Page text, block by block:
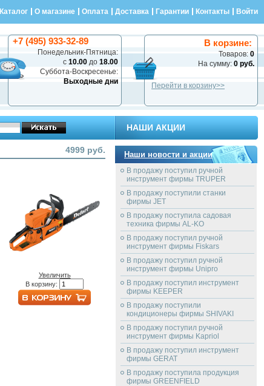
Каталог О магазине Оплата Доставка Гарантии Контакты Войти
В корзине:
Товаров: 0
На сумму: 0 руб.
Перейти в корзину>>
+7 (495) 933-32-89
Понедельник-Пятница:
с 10.00 до 18.00
Суббота-Воскресенье:
Выходные дни
НАШИ АКЦИИ
4999 руб.
Увеличить
В корзину:
Наши новости и акции
В продажу поступил ручной
инструмент фирмы TRUPER
В продажу поступили станки
фирмы JET
В продажу поступила садовая
техника фирмы AL-KO
В продажу поступил ручной
инструмент фирмы Fiskars
В продажу поступил ручной
инструмент фирмы Unipro
В продажу поступил инструмент
фирмы KEEPER
В продажу поступили
кондиционеры фирмы SHIVAKI
В продажу поступил ручной
инструмент фирмы Kapriol
В продажу поступил инструмент
фирмы GERAT
В продажу поступила продукция
фирмы GREENFIELD